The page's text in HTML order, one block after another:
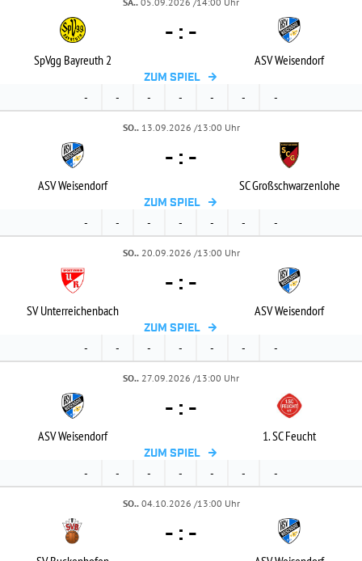
SpVgg Bayreuth 2
- : -
ASV Weisendorf
ZUM SPIEL
- - - - - - -
SO.. 13.09.2026 /13:00 Uhr
ASV Weisendorf
- : -
SC Großschwarzenlohe
ZUM SPIEL
- - - - - - -
SO.. 20.09.2026 /13:00 Uhr
SV Unterreichenbach
- : -
ASV Weisendorf
ZUM SPIEL
- - - - - - -
SO.. 27.09.2026 /13:00 Uhr
ASV Weisendorf
- : -
1. SC Feucht
ZUM SPIEL
- - - - - - -
SO.. 04.10.2026 /13:00 Uhr
- : -